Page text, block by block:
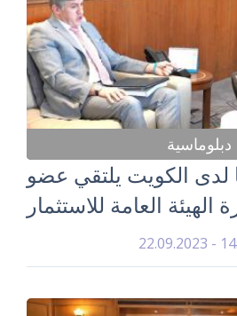
دبلوماسية
لدى الكويت يلتقي عضو
العامة للاستثمار
22.09.2023 -